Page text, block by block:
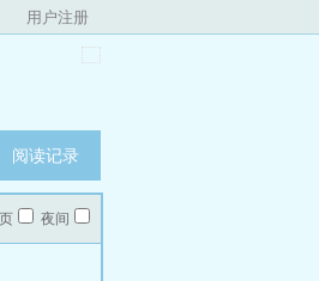
用户注册
阅读记录
夜间